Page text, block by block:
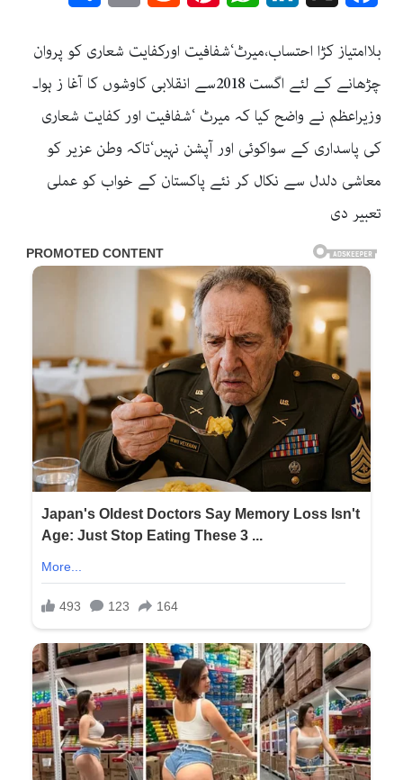
بلاامتیاز کڑا احتساب،میرٹ‘شفافیت اورکفایت شعاری کو پروان
چڑھانے کے لئے اگست 2018سے انقلابی کاوشوں کا آغا ز ہوا۔
وزیراعظم نے واضح کیا کہ میرٹ ‘شفافیت اور کفایت شعاری
کی پاسداری کے سواکوئی اور آپشن نہیں‘تاکہ وطن عزیر کو
معاشی دلدل سے نکال کر نئے پاکستان کے خواب کو عملی
تعبیر دی